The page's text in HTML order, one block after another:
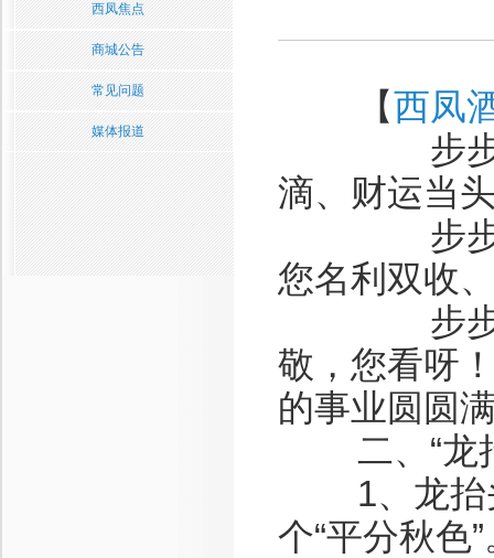
西凤焦点
商城公告
常见问题
媒体报道
【西凤
步步高升
滴、财运当
步步高升
您名利双收
步步高升
敬，您看呀
的事业圆圆
二、“龙
1、龙抬头
个“平分秋色